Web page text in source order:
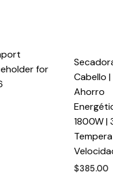
Cabello
Ahorro
1800W |
$385.00